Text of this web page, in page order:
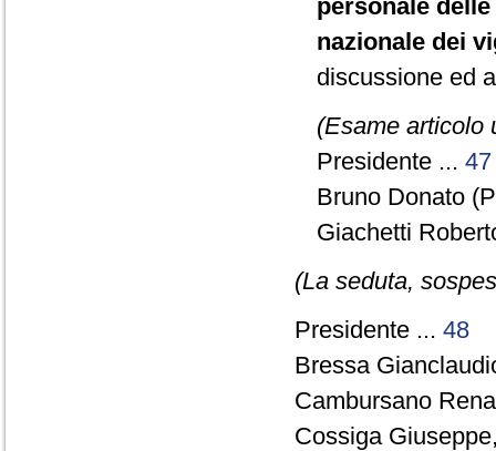
personale
nazionale dei
discussione ed
(Esame articolo
Presidente ... 47
Bruno Donato
Giachetti
(La seduta,
Presidente ... 48
Bressa
Cambursano
Cossiga